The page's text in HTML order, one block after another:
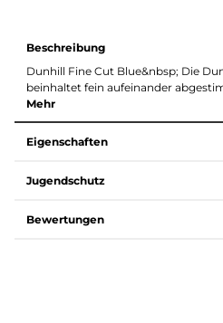
Beschreibung
Dunhill Fine Cut Blue&nbsp; Die
beinhaltet fein aufeinander
Mehr
Eigenschaften
Jugendschutz
Bewertungen